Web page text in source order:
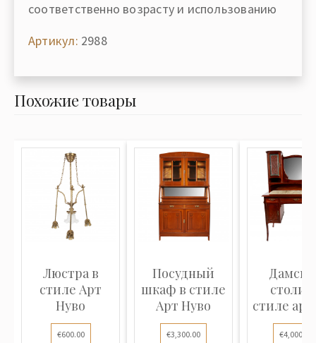
соответственно возрасту и использованию
Артикул: 2988
Похожие товары
Люстра в
стиле Арт
Нуво
€600.00
Посудный
шкаф в стиле
Арт Нуво
€3,300.00
столик
стиле ар-
€4,000.00